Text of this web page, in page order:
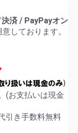
済 / PayPayオン
しております。
(お支払いは現金
引き手数料無料